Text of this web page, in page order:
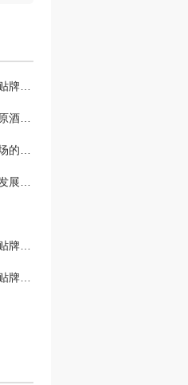
原酒产地优势：四川贴牌行业新突破
如何选择合适的四川原酒贴牌合作伙伴？
探索四川原酒贴牌市场的机遇与挑战
四川原酒贴牌业务的发展趋势分析
原创解读：四川原酒贴牌策略与成功要素
行业观察：四川原酒贴牌趋势与挑战探讨